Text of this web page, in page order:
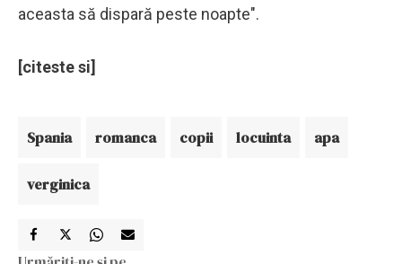
aceasta să dispară peste noapte".
[citeste si]
Spania romanca copii locuinta apa
verginica